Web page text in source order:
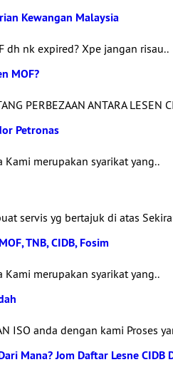
Kewangan Malaysia
dh nk expired? Xpe jangan risau..
MOF?
PERBEZAAN ANTARA LESEN
Petronas
merupakan syarikat yang..
servis yg bertajuk di atas
TNB, CIDB, Fosim
merupakan syarikat yang..
ISO anda dengan kami Proses
Mana? Jom Daftar Lesne CIDB